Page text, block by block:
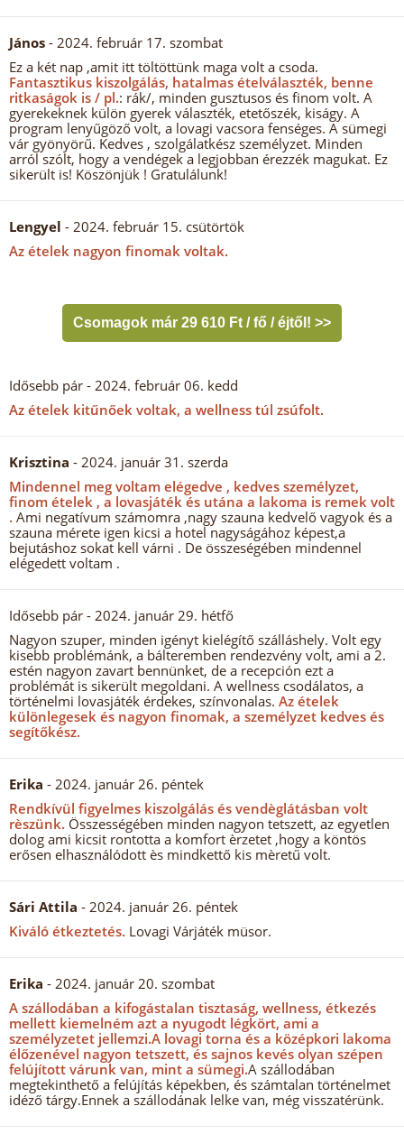
János - 2024. február 17. szombat
Ez a két nap ,amit itt töltöttünk maga volt a csoda.
Fantasztikus kiszolgálás, hatalmas ételválaszték, benne
ritkaságok is / pl.: rák/, minden gusztusos és finom volt. A
gyerekeknek külön gyerek választék, etetőszék, kiságy. A
program lenyűgöző volt, a lovagi vacsora fenséges. A sümegi
vár gyönyörű. Kedves , szolgálatkész személyzet. Minden
arról szólt, hogy a vendégek a legjobban érezzék magukat. Ez
sikerült is! Köszönjük ! Gratulálunk!
Lengyel - 2024. február 15. csütörtök
Az ételek nagyon finomak voltak.
Csomagok már 29 610 Ft / fő / éjtől! >>
Idősebb pár - 2024. február 06. kedd
Az ételek kitűnőek voltak, a wellness túl zsúfolt.
Krisztina - 2024. január 31. szerda
Mindennel meg voltam elégedve , kedves személyzet,
finom ételek , a lovasjáték és utána a lakoma is remek volt
. Ami negatívum számomra ,nagy szauna kedvelő vagyok és a
szauna mérete igen kicsi a hotel nagyságához képest,a
bejutáshoz sokat kell várni . De összeségében mindennel
elégedett voltam .
Idősebb pár - 2024. január 29. hétfő
Nagyon szuper, minden igényt kielégítő szálláshely. Volt egy
kisebb problémánk, a bálteremben rendezvény volt, ami a 2.
estén nagyon zavart bennünket, de a recepción ezt a
problémát is sikerült megoldani. A wellness csodálatos, a
történelmi lovasjáték érdekes, színvonalas. Az ételek
különlegesek és nagyon finomak, a személyzet kedves és
segítőkész.
Erika - 2024. január 26. péntek
Rendkívül figyelmes kiszolgálás és vendèglátásban volt
rèszünk. Összességében minden nagyon tetszett, az egyetlen
dolog ami kicsit rontotta a komfort èrzetet ,hogy a köntös
erősen elhasználódott ès mindkettő kis mèretű volt.
Sári Attila - 2024. január 26. péntek
Kiváló étkeztetés. Lovagi Várjáték müsor.
Erika - 2024. január 20. szombat
A szállodában a kifogástalan tisztaság, wellness, étkezés
mellett kiemelném azt a nyugodt légkört, ami a
személyzetet jellemzi.A lovagi torna és a középkori lakoma
élőzenével nagyon tetszett, és sajnos kevés olyan szépen
felújított várunk van, mint a sümegi.A szállodában
megtekinthető a felújítás képekben, és számtalan történelmet
idéző tárgy.Ennek a szállodának lelke van, még visszatérünk.